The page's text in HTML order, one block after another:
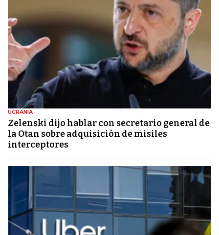
UCRANIA
Zelenski dijo hablar con secretario general de
la Otan sobre adquisición de misiles
interceptores